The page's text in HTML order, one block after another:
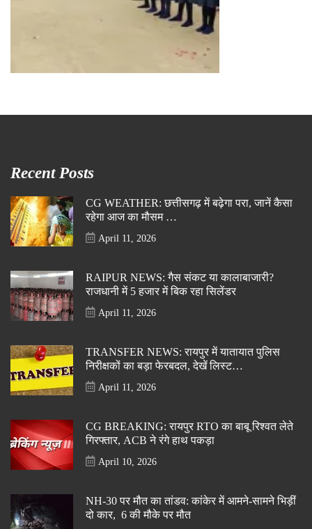
Recent Posts
CG WEATHER: छत्तीसगढ़ में बढ़ेगा परा, जानें कैसा
रहेगा आज का मौसम …
April 11, 2026
RAIPUR NEWS: गैस संकट या कालाबाजारी?
राजधानी में 5 हजार में बिक रहा सिलेंडर
April 11, 2026
TRANSFER NEWS: रायपुर में यातायात पुलिस
निरीक्षकों का बड़ा फेरबदल, देखें लिस्ट…
April 11, 2026
CG BREAKING: रायपुर RTO का बाबू रिश्वत लेते
गिरफ्तार, ACB ने रंगे हाथ पकड़ा
April 10, 2026
NH-30 पर मौत का तांडव: कांकेर में आमने-सामने भिड़ीं
दो कार, 6 की मौके पर मौत